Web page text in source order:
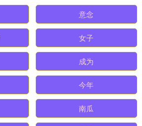
意念
女子
成为
今年
南瓜